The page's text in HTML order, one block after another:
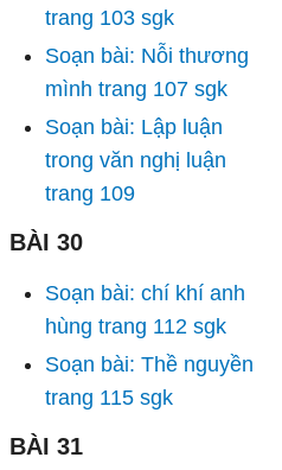
trang 103 sgk
Soạn bài: Nỗi thương
mình trang 107 sgk
Soạn bài: Lập luận
trong văn nghị luận
trang 109
BÀI 30
Soạn bài: chí khí anh
hùng trang 112 sgk
Soạn bài: Thề nguyền
trang 115 sgk
BÀI 31